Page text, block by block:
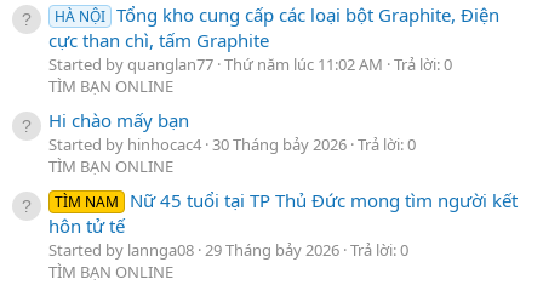
HÀ NỘI Tổng kho cung cấp các loại bột Graphite, Điện
cực than chì, tấm Graphite
Started by quanglan77 Thứ năm lúc 11:02 AM Trả lời: 0
TÌM BẠN ONLINE
Hi chào mấy bạn
Started by hinhocac4 30 Tháng bảy 2026 Trả lời: 0
TÌM BẠN ONLINE
TÌM NAM
Nữ 45 tuổi tại TP Thủ Đức mong tìm người kết
hôn tử tế
Started by lannga08 29 Tháng bảy 2026 Trả lời: 0
TÌM BẠN ONLINE